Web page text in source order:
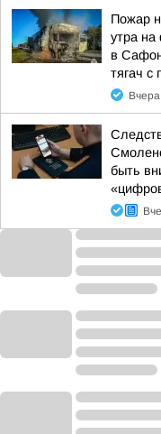
Пожар
утра
в
тягач
быть